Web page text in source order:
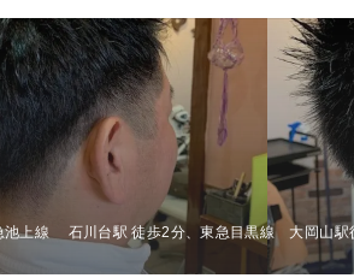
池上線 石川台駅 徒歩2分、東急目黒線 大岡山駅